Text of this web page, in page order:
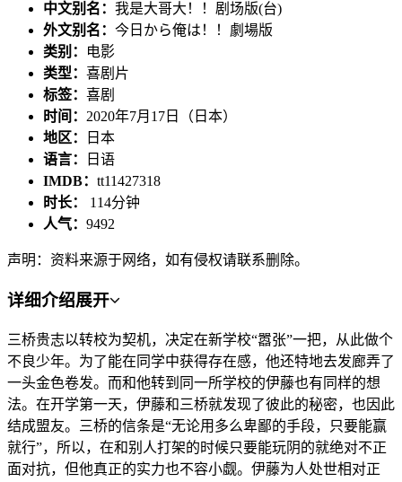
中文别名： 我是大哥大！！剧场版(台)
外文别名： 今日から俺は！！劇場版
类别：
电影
类型： 喜剧片
标签： 喜剧
时间： 2020年7月17日（日本）
地区：
日本
语言：
日语
IMDB： tt11427318
时长： 114分钟
人气： 9492
声明：资料来源于网络，如有侵权请联系删除。
详细介绍展开
三桥贵志以转校为契机，决定在新学校“嚣张”一把，从此做个
不良少年。为了能在同学中获得存在感，他还特地去发廊弄了
一头金色卷发。而和他转到同一所学校的伊藤也有同样的想
法。在开学第一天，伊藤和三桥就发现了彼此的秘密，也因此
结成盟友。三桥的信条是“无论用多么卑鄙的手段，只要能赢
就行”，所以，在和别人打架的时候只要能玩阴的就绝对不正
面对抗，但他真正的实力也不容小觑。伊藤为人处世相对正